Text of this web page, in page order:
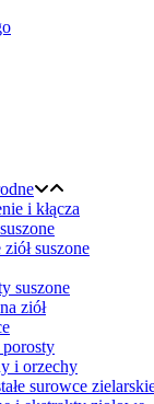
i kłącza
suszone
suszone
ziół
i orzechy
surowce